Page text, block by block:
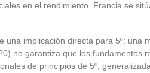
en el rendimiento. Francia se
una implicación directa para 5º: una
no garantiza que los fundamentos
de principios de 5º,